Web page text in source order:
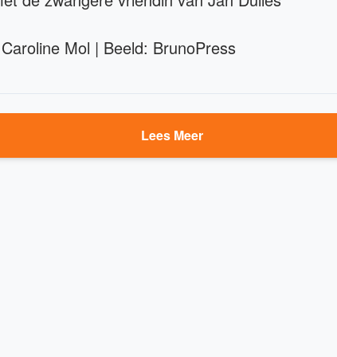
Mol | Beeld: BrunoPress
Lees Meer